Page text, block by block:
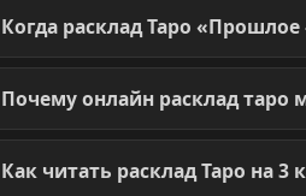
Когда расклад Таро
Почему онлайн расклад таро
Как читать расклад Таро на